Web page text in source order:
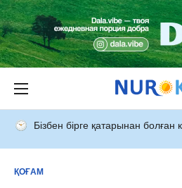
Бізбен бірге қатарынан болған
ҚОҒАМ